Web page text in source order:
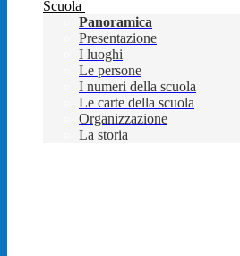
Scuola
Panoramica
Presentazione
I luoghi
Le persone
I numeri della scuola
Le carte della scuola
Organizzazione
La storia